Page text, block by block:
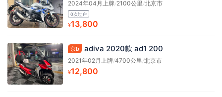
2024年04月上牌/2100公里/北京市
0次过户
¥13,800
京b adiva 2020款 ad1 200
2021年02月上牌/4700公里/北京市
¥12,800